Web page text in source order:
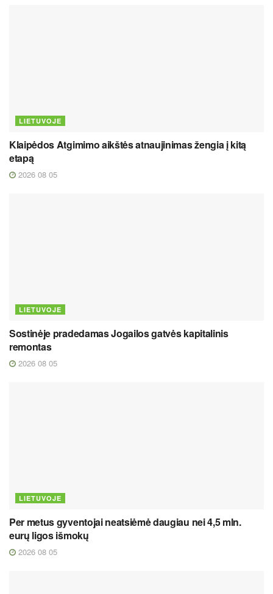
LIETUVOJE
Klaipėdos Atgimimo aikštės atnaujinimas žengia į kitą
etapą
2026 08 05
LIETUVOJE
Sostinėje pradedamas Jogailos gatvės kapitalinis
remontas
2026 08 05
LIETUVOJE
Per metus gyventojai neatsiėmė daugiau nei 4,5 mln.
eurų ligos išmokų
2026 08 05